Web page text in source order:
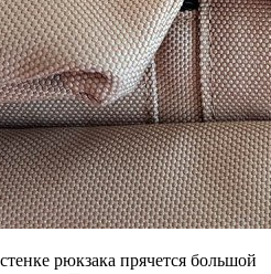
рюкзака прячется большой